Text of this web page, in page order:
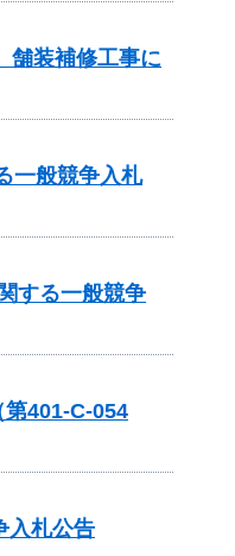
舗装補修工事に
一般競争入札
する一般競争
401-C-054
入札公告